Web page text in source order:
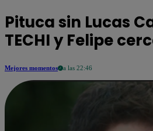
Pituca sin Lucas
TECHI y Felipe
Mejores momentos a las 22:46